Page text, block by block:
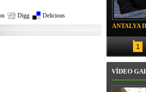
Digg Delicious
ANTALYA
DRON
1
VİDEO